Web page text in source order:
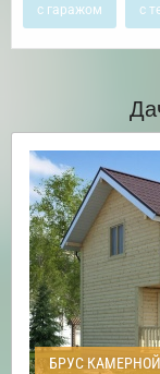
с гаражом с
БРУС